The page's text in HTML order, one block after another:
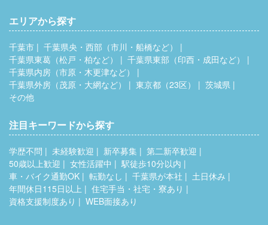
エリアから探す
千葉市
千葉県央・西部（市川・船橋など）
千葉県東葛（松戸・柏など）
千葉県東部（印西・成田など）
千葉県内房（市原・木更津など）
千葉県外房（茂原・大網など）
東京都（23区）
茨城県
その他
注目キーワードから探す
学歴不問 未経験歓迎 新卒募集
第二新卒歓迎
50歳以上歓迎
女性活躍中
駅徒歩10分以内
車・バイク通勤OK
転勤なし 千葉県が本社
土日休み
年間休日115日以上
住宅手当・社宅・寮あり
資格支援制度あり
WEB面接あり